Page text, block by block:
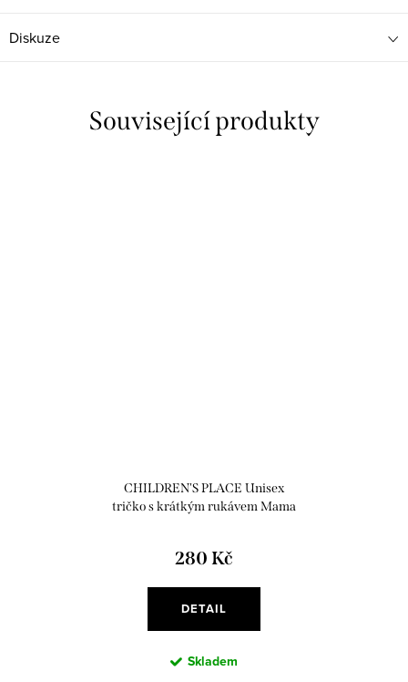
Diskuze
Související produkty
CHILDREN'S PLACE Unisex
tričko s krátkým rukávem Mama
280 Kč
DETAIL
Skladem